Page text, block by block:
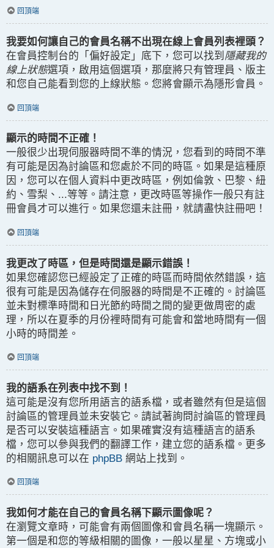
回頂端
我要如何讓自己的會員名稱不出現在線上會員列表裡頭？
在會員控制台的「偏好設定」底下，您可以找到 隱藏我的
線上狀態選項，啟用這個選項，那麼將只有管理員、版主
和您自己能看到您的上線狀態。您將會顯示為隱形會員。
回頂端
顯示的時間不正確！
一般很少出現伺服器時間不準的情況，您看到的時間不準
有可能是因為討論區和您處於不同的時區。如果是這種原
因，您可以在個人資料中更改時區，例如倫敦、巴黎、紐
約、雪梨、...等等。請注意，更改時區等操作一般只有註
冊會員才可以進行。如果您還未註冊，就請盡快註冊吧！
回頂端
我更改了時區，但是時間還是顯示錯誤！
如果您確認您已經設定了正確的時區而時間依然錯誤，這
很有可能是因為儲存在伺服器的時間是不正確的。討論區
並未對標準時間和日光節約時間之間的變更做周密的處
理，所以在夏季的月份裡時間有可能會和當地時間有一個
小時的時間差。
回頂端
我的語系在列表中找不到！
這可能是沒有您所用語言的語系檔，或者雖然有但是這個
討論區的管理員並未安裝它。請試著詢問討論區的管理員
是否可以安裝這種語言。如果確實沒有這種語言的語系
檔，您可以參與我們的翻譯工作，建立您的語系檔。更多
的相關訊息可以在 phpBB 網站上找到。
回頂端
我如何才能在自己的會員名稱下顯示圖像呢？
在瀏覽文章時，可能會有兩個圖像和會員名稱一塊顯示。
第一個是和您的等級相關的圖像，一般以星星、方塊或小